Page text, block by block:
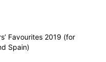
Favourites 2019 (for
Spain)